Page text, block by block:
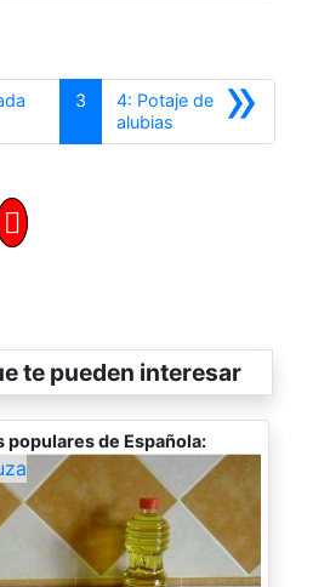
3 »
4: Potaje de
alubias Siguiente
te pueden interesar
populares de Española: